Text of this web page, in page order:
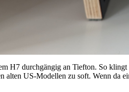
H7 durchgängig an Tiefton. So
alten US-Modellen zu soft. Wenn da